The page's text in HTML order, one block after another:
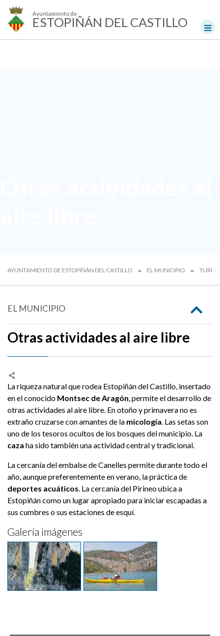
Ayuntamiento de
ESTOPIÑÁN DEL CASTILLO
AYUNTAMIENTO DE ESTOPIÑÁN DEL CASTILLO EL MUNICIPIO
EL MUNICIPIO
Otras actividades al aire libre
La riqueza natural que rodea Estopiñán del Castillo, insertado
en el conocido Montsec de Aragón , permite el desarrollo de
otras actividades al aire libre. En otoño y primavera no es
extraño cruzarse con amantes de la micología . Las setas son
uno de los tesoros ocultos de los bosques del municipio. La
caza ha sido también una actividad central y tradicional.
La cercanía del embalse de Canelles permite durante todo el
año, aunque preferentemente en verano, la práctica de
deportes acuáticos . La cercanía del Pirineo ubica a
Estopiñán como un lugar apropiado para iniciar escapadas a
sus cumbres o sus estaciones de esquí.
Galería imágenes